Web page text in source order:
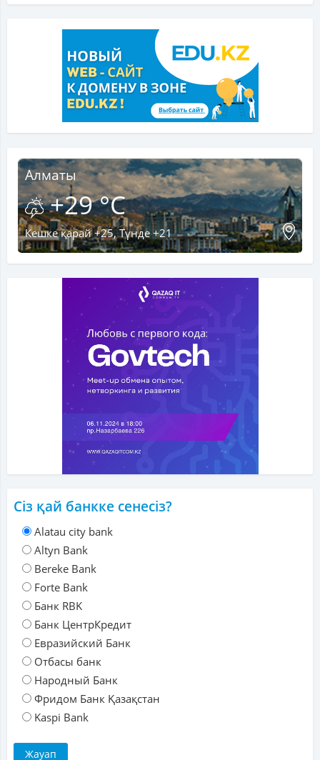
Алматы
+29 °C
Кешке қарай +25, Түнде +21
Сіз қай банкке сенесіз?
Alatau city bank
Altyn Bank
Bereke Bank
Forte Bank
Банк RBK
Банк ЦентрКредит
Евразийский Банк
Отбасы банк
Народный Банк
Фридом Банк Қазақстан
Kaspi Bank